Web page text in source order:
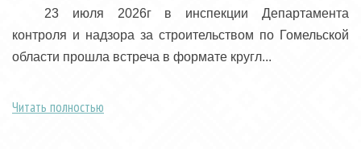
23 июля 2026г в инспекции Департамента
контроля и надзора за строительством по Гомельской
области прошла встреча в формате кругл...
Читать полностью